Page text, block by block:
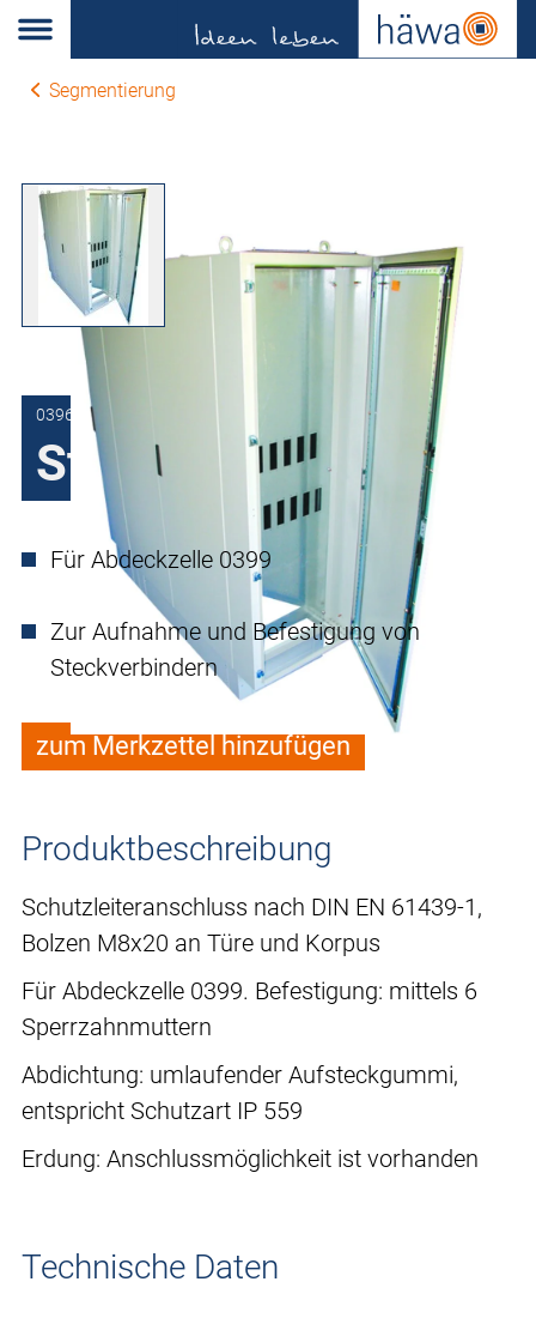
Segmentierung
0396-0020-51-52
Steckerwände
Für Abdeckzelle 0399
Zur Aufnahme und Befestigung von
Steckverbindern
zum Merkzettel hinzufügen
Produktbeschreibung
Schutzleiteranschluss nach DIN EN 61439-1,
Bolzen M8x20 an Türe und Korpus
Für Abdeckzelle 0399. Befestigung: mittels 6
Sperrzahnmuttern
Abdichtung: umlaufender Aufsteckgummi,
entspricht Schutzart IP 559
Erdung: Anschlussmöglichkeit ist vorhanden
Technische Daten